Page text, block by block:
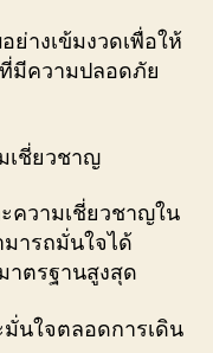
ย่างเข้มงวดเพื่อให้
มีความปลอดภัย
เชี่ยวชาญ
ความเชี่ยวชาญใน
ารถมั่นใจได้
าตรฐานสูงสุด
นใจตลอดการเดิน